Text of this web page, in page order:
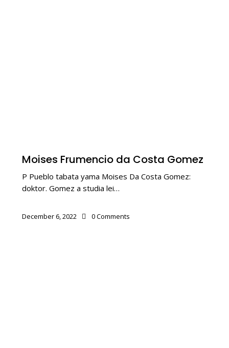
Moises Frumencio da Costa Gomez
P Pueblo tabata yama Moises Da Costa Gomez:
doktor. Gomez a studia lei…
December 6, 2022 0 Comments